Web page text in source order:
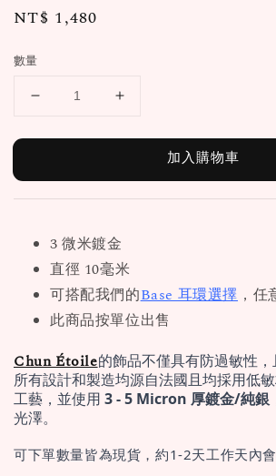
Regular
NT$ 1,480
數量
加入購物車
3 微米鍍金
直徑 10毫米
可搭配我們的Base 耳環選擇 ，
此商品按單位出售
Chun Étoile的飾品不僅具有防過敏性，
所有設計和製造均源自法國且均採用低
工藝，並使用 3 - 5 Micron 厚鍍金/純銀
光澤。
可下單數量皆為現貨，約1-2天工作天內會